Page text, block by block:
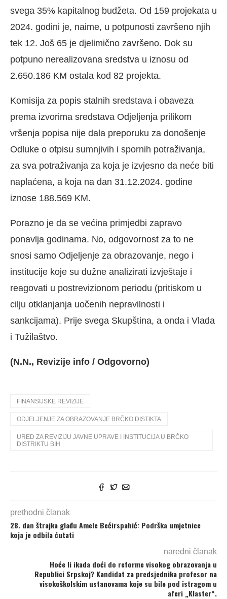
svega 35% kapitalnog budžeta. Od 159 projekata u
2024. godini je, naime, u potpunosti završeno njih
tek 12. Još 65 je djelimično završeno. Dok su
potpuno nerealizovana sredstva u iznosu od
2.650.186 KM ostala kod 82 projekta.
Komisija za popis stalnih sredstava i obaveza
prema izvorima sredstava Odjeljenja prilikom
vršenja popisa nije dala preporuku za donošenje
Odluke o otpisu sumnjivih i spornih potraživanja,
za sva potraživanja za koja je izvjesno da neće biti
naplaćena, a koja na dan 31.12.2024. godine
iznose 188.569 KM.
Porazno je da se većina primjedbi zapravo
ponavlja godinama. No, odgovornost za to ne
snosi samo Odjeljenje za obrazovanje, nego i
institucije koje su dužne analizirati izvještaje i
reagovati u postrevizionom periodu (pritiskom u
cilju otklanjanja uočenih nepravilnosti i
sankcijama). Prije svega Skupština, a onda i Vlada
i Tužilaštvo.
(N.N., Revizije info / Odgovorno)
FINANSIJSKE REVIZIJE
ODJELJENJE ZA OBRAZOVANJE BRČKO DISTIKTA
URED ZA REVIZIJU JAVNE UPRAVE I INSTITUCIJA U BRČKO
DISTRIKTU BIH
prethodni članak
28. dan štrajka glađu Amele Bećirspahić: Podrška umjetnice
koja je odbila ćutati
naredni članak
Hoće li ikada doći do reforme visokog obrazovanja u
Republici Srpskoj? Kandidat za predsjednika profesor na
visokoškolskim ustanovama koje su bile pod istragom u
aferi „Klaster“.